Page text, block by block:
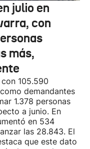
julio en
con
más,
105.590
demandantes
1.378 personas
a junio. En
en 534
las 28.843. El
que este dato